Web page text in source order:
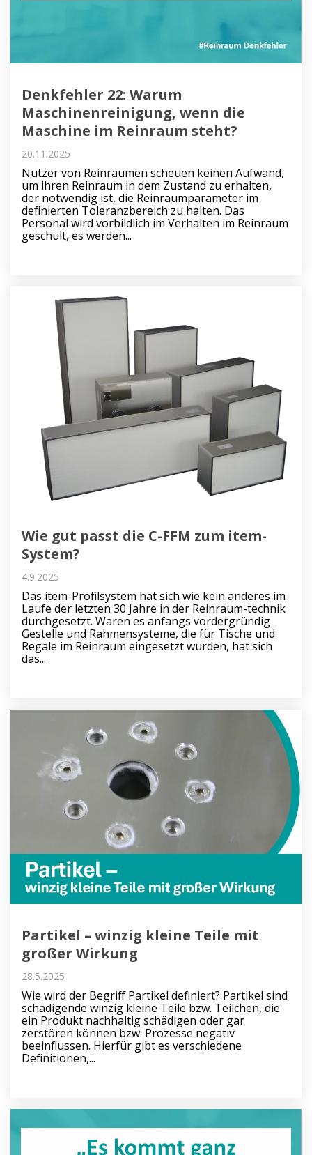
Denkfehler 22: Warum
Maschinenreinigung, wenn die
Maschine im Reinraum steht?
20.11.2025
Nutzer von Reinräumen scheuen keinen Aufwand,
um ihren Reinraum in dem Zustand zu erhalten,
der notwendig ist, die Reinraumparameter im
definierten Toleranzbereich zu halten. Das
Personal wird vorbildlich im Verhalten im Reinraum
geschult, es werden...
Wie gut passt die C-FFM zum item-
System?
4.9.2025
Das item-Profilsystem hat sich wie kein anderes im
Laufe der letzten 30 Jahre in der Reinraum-technik
durchgesetzt. Waren es anfangs vordergründig
Gestelle und Rahmensysteme, die für Tische und
Regale im Reinraum eingesetzt wurden, hat sich
das...
Partikel – winzig kleine Teile mit
großer Wirkung
28.5.2025
Wie wird der Begriff Partikel definiert? Partikel sind
schädigende winzig kleine Teile bzw. Teilchen, die
ein Produkt nachhaltig schädigen oder gar
zerstören können bzw. Prozesse negativ
beeinflussen. Hierfür gibt es verschiedene
Definitionen,...